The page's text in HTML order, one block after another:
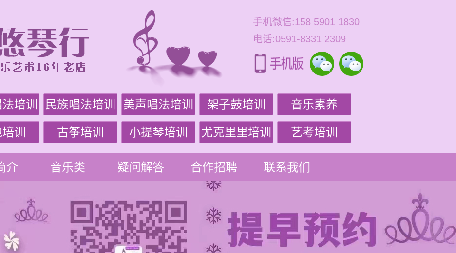
手机微信:158 5901 1830
电话:0591-8331 2309
培训 民族唱法培训 美声唱法培训 架子鼓培训 音乐素养
训 古筝培训 小提琴培训 尤克里里培训 艺考培训
介 音乐类 疑问解答 合作招聘 联系我们